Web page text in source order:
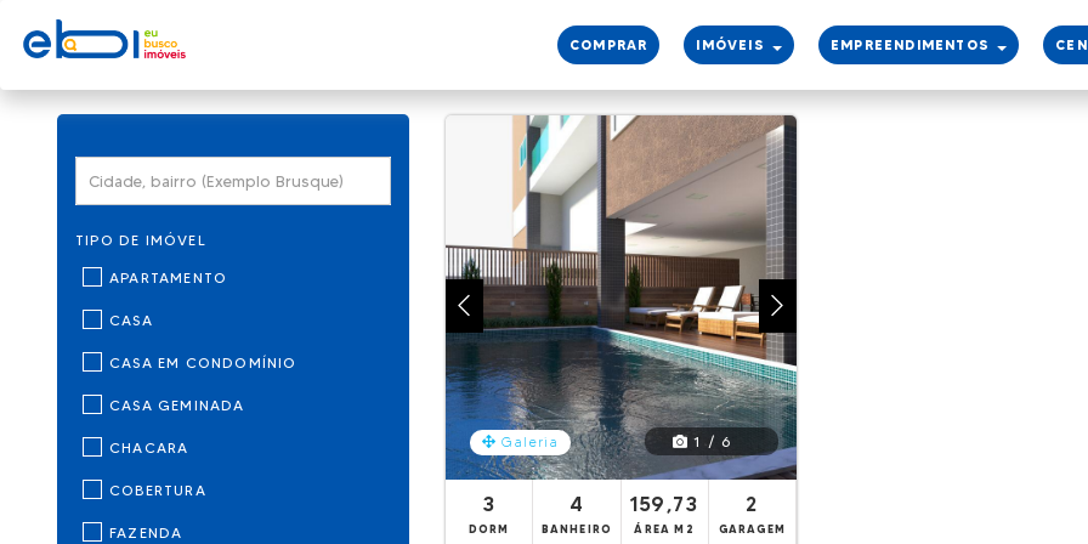
COMPRAR IMÓVEIS EMPREENDIMENTOS
TIPO DE IMÓVEL
APARTAMENTO
CASA
CASA EM CONDOMÍNIO
CASA GEMINADA
CHACARA
COBERTURA
FAZENDA
Galeria 1 / 6
3
DORM
4
BANHEIRO
159,73
ÁREA M2
2
GARAGEM